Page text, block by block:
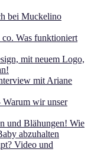
bei Muckelino
Was funktioniert
mit neuem Logo,
mit Ariane
wir unser
und Blähungen! Wie
abzuhalten
Video und